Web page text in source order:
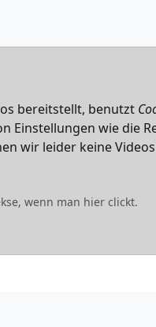
bereitstellt, benutzt
wie die
wir leider keine
wenn man hier clickt.